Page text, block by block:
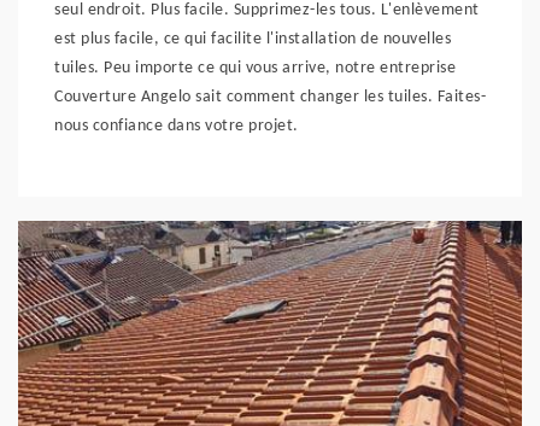
seul endroit. Plus facile. Supprimez-les tous. L'enlèvement
est plus facile, ce qui facilite l'installation de nouvelles
tuiles. Peu importe ce qui vous arrive, notre entreprise
Couverture Angelo sait comment changer les tuiles. Faites-
nous confiance dans votre projet.